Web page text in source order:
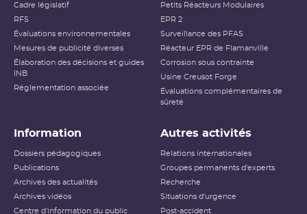
Cadre législatif
RFS
Évaluations environnementales
Mesures de publicité diverses
Élaboration des décisions et guides
INB
Réglementation associée
Petits Réacteurs Modulaires
EPR 2
Surveillance des PFAS
Réacteur EPR de Flamanville
Corrosion sous contrainte
Usine Creusot Forge
Évaluations complémentaires de
sûreté
Information
Dossiers pédagogiques
Publications
Archives des actualités
Archives vidéos
Centre d'information du public
Autres activités
Relations internationales
Groupes permanents d'experts
Recherche
Situations d'urgence
Post-accident